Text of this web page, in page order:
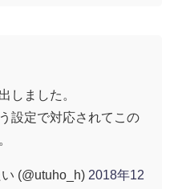
しました。
設定で対応されてこの
(@utuho_h) 2018年12